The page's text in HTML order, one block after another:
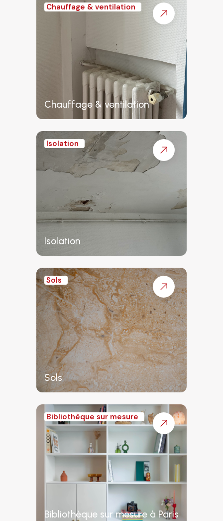
Chauffage & ventilation
Chauffage & ventilation
Isolation
Isolation
Sols
Sols
Bibliothèque sur mesure
Bibliothèque sur mesure à Paris